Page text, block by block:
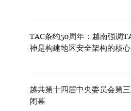
TAC条约50周年：越南强调
神是构建地区安全架构的核心
越共第十四届中央委员会第
闭幕